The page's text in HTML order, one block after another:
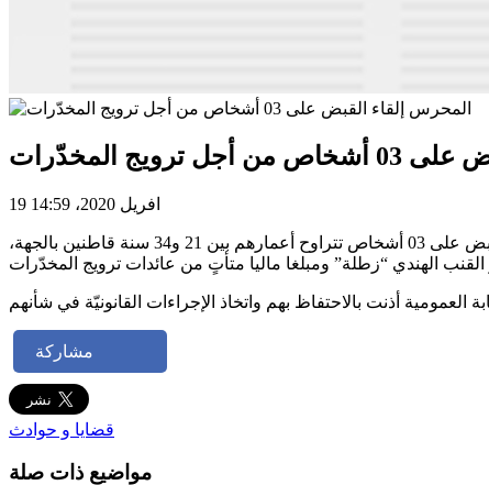
المخدّرات
19 افريل 2020، 14:59
تمكنت خلال الليلة الفاصلة بين يومي 17 و18 أفريل 2020 دورية تابعة لفرقة الأبحاث والتفتيش للحرس الوطني بالمحرس من إلقاء القبض على 03 أشخاص تتراوح أعمارهم بين 21 و34 سنة قاطنين بالجهة،
مشاركة
قضايا و حوادث
مواضيع ذات صلة